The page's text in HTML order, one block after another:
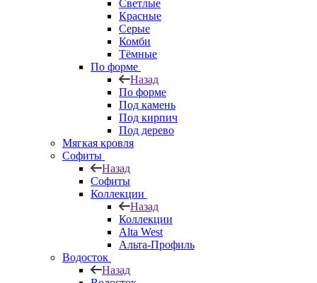
Светлые
Красные
Серые
Комби
Тёмные
По форме
Назад
По форме
Под камень
Под кирпич
Под дерево
Мягкая кровля
Софиты
Назад
Софиты
Коллекции
Назад
Коллекции
Alta West
Альта-Профиль
Водосток
Назад